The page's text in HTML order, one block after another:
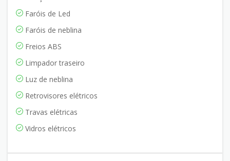
Faróis de Led
Faróis de neblina
Freios ABS
Limpador traseiro
Luz de neblina
Retrovisores elétricos
Travas elétricas
Vidros elétricos